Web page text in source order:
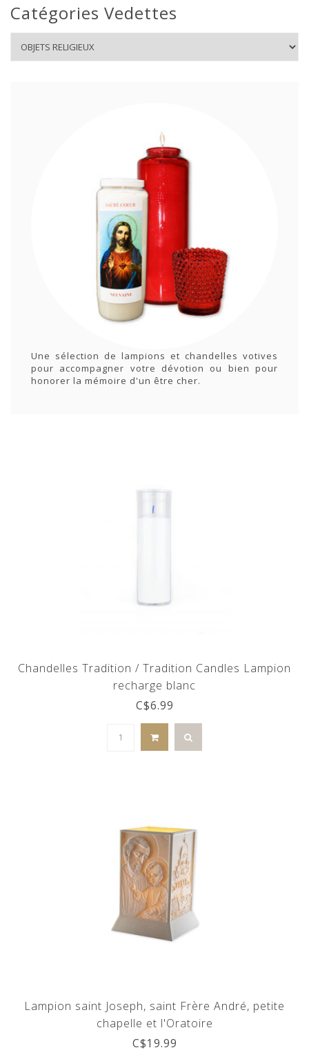
Catégories Vedettes
Une sélection de lampions et chandelles votives
pour accompagner votre dévotion ou bien pour
honorer la mémoire d'un être cher.
Chandelles Tradition / Tradition Candles Lampion
recharge blanc
C$6.99
Lampion saint Joseph, saint Frère André, petite
chapelle et l'Oratoire
C$19.99